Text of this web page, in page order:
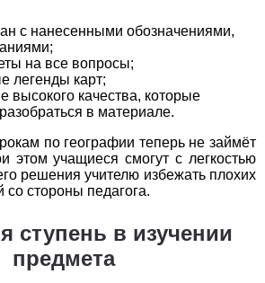
Математика
5 6 7
Немецкий язык
5 6 7 8 9 10
11
ОБЖ
5 6 7 8 9 10
11
с нанесенными обозначениями,
на все вопросы;
легенды карт;
высокого качества, которые
в материале.
по географии теперь не займёт
этом учащиеся смогут с легкостью
решения учителю избежать плохих
со стороны педагога.
ступень в изучении
предмета